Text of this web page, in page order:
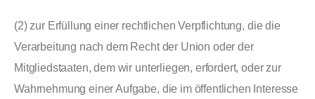
(2) zur Erfüllung einer rechtlichen Verpflichtung, die die
Verarbeitung nach dem Recht der Union oder der
Mitgliedstaaten, dem wir unterliegen, erfordert, oder zur
Wahrnehmung einer Aufgabe, die im öffentlichen Interesse